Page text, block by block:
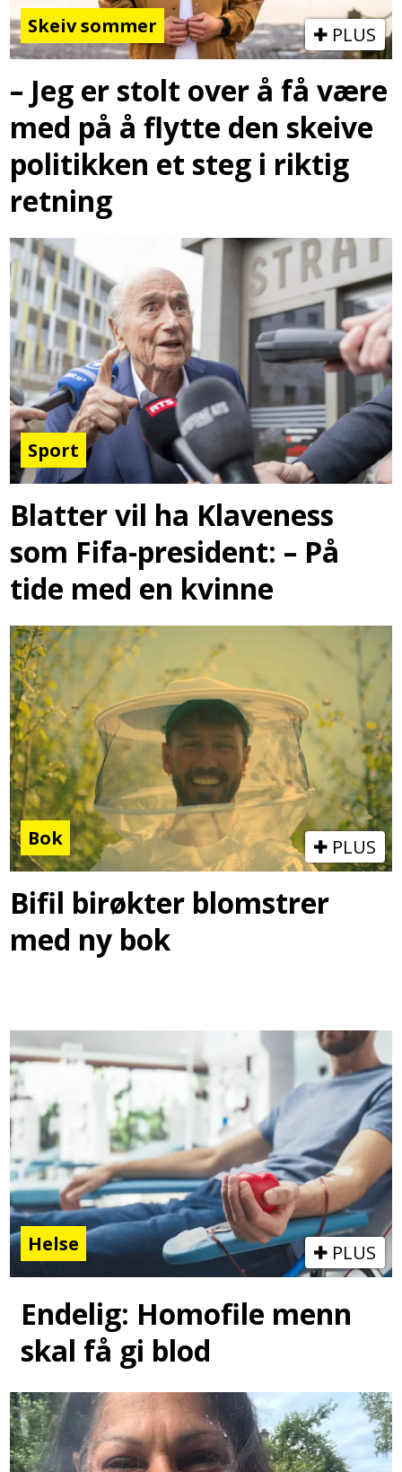
Skeiv sommer PLUS
– Jeg er stolt over å få være
med på å flytte den skeive
politikken et steg i riktig
retning
Sport
Blatter vil ha Klaveness
som Fifa-president: – På
tide med en kvinne
Bok PLUS
Bifil birøkter blomstrer
med ny bok
Helse PLUS
Endelig: Homofile menn
skal få gi blod